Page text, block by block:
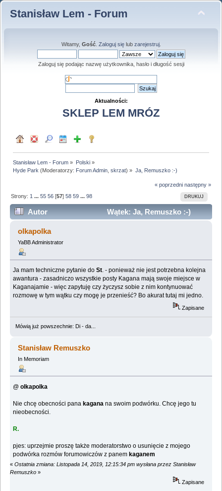
Stanisław Lem - Forum
Witamy, Gość. Zaloguj sięlub zarejestruj.
Zaloguj się podając nazwę użytkownika, hasło i długość sesji
Aktualności:
SKLEP LEM MRÓZ
Stanisław Lem - Forum » Polski»
Hyde Park (Moderatorzy: Forum Admin ,skrzat) » Ja, Remuszko :-)
« poprzedni następny »
DRUKUJ
Strony: 1 ...55 56 [57]58 59 ...98
Autor
Wątek: Ja, Remuszko :-)
(Przeczytany 2516455 razy)
olkapolka
YaBB Administrator
Ja mam techniczne pytanie doSt. - ponieważ nie jest potrzebna kolejna
awantura - zasadniczo wszystkie posty Kagana mają swoje miejsce w
Kaganajamie - więc zapytuję czy życzysz sobie z nim kontynuować
rozmowę w tym wątku czy mogę je przenieść? Bo akurat tutaj mi jedno.
Zapisane
Mówią już powszechnie: Di - da...
Stanisław Remuszko
In Memoriam
@olkapolka
Nie chcę obecności panakagana na swoim podwórku. Chcę jego tu
nieobecności.
R.
pjes: uprzejmie proszę także moderatorstwo o usunięcie z mojego
podwórka rozmów forumowiczów z panemkaganem
« Ostatnia zmiana: Listopada 14, 2019, 12:15:34 pm wysłana przez Stanisław
Remuszko »
Zapisane